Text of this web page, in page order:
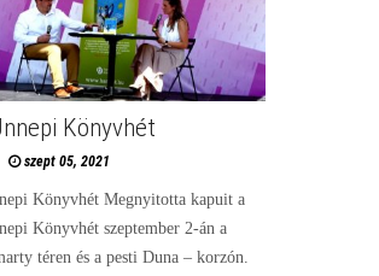
Könyvhét
szept 05, 2021
Könyvhét Megnyitotta kapuit a
Könyvhét szeptember 2-án a
téren és a pesti Duna – korzón.